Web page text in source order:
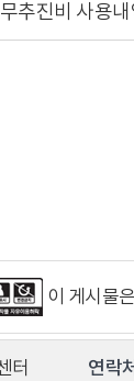
추진비 사용
이 게시물은
터 연락